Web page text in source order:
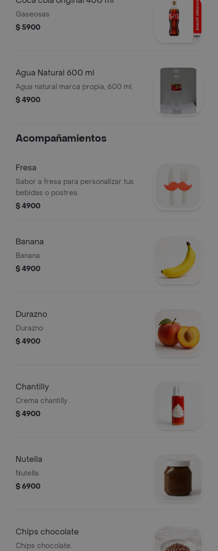
Gaseosas
$ 5900
Agua Natural 600 ml
Agua natural marca propia, 600 ml.
$ 4900
Acompañamientos
Fresa
Sabor a fresa para personalizar tus
bebidas o postres.
$ 4900
Banana
Banana .
$ 4900
Durazno
Durazno .
$ 4900
Chantilly
Crema chantilly .
$ 4900
Nutella
Nutella.
$ 6900
Chips chocolate
Chips chocolate.